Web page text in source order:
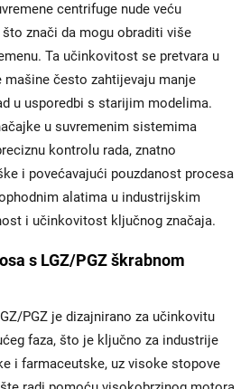
centrifuge nude veću
znači da mogu obraditi više
Ta učinkovitost se pretvara u
mašine često zahtijevaju manje
u usporedbi s starijim modelima.
u suvremenim sistemima
kontrolu rada, znatno
i povećavajući pouzdanost procesa
alatima u industrijskim
i učinkovitost ključnog značaja.
s LGZ/PGZ škrabnom
PGZ je dizajnirano za učinkovitu
faza, što je ključno za industrije
i farmaceutske, uz visoke stopove